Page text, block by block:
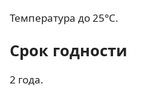
Температура до 25°С.
Срок годности
2 года.